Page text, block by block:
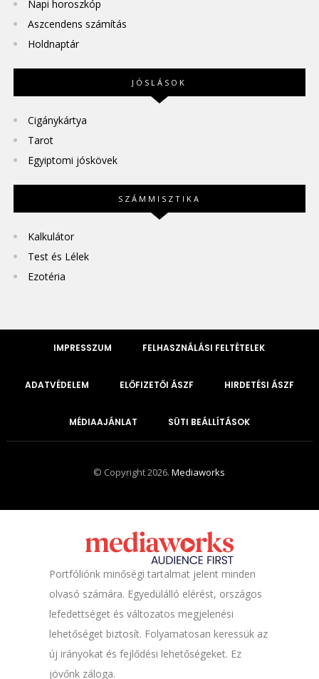
Napi horoszkóp
Aszcendens számítás
Holdnaptár
JÓSLÁSOK
Cigánykártya
Tarot
Egyiptomi jóskövek
SZÁMMISZTIKA
Kalkulátor
Test és Lélek
Ezotéria
IMPRESSZUM FELHASZNÁLÁSI FELTÉTELEK
ADATVÉDELEM ELŐFIZETŐI ÁSZF HIRDETÉSI ÁSZF
MÉDIAAJÁNLAT SÜTI BEÁLLÍTÁSOK
© Copyright 2026.Mediaworks
Portfóliónk minőségi tartalmat jelent minden
olvasó számára. Egyedülálló elérést, országos
lefedettséget és változatos megjelenési
lehetőséget biztosít. Folyamatosan keressük az
új irányokat és fejlődési lehetőségeket. Ez
jövőnk záloga.